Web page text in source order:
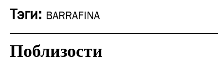
Тэги: BARRAFINA
Поблизости